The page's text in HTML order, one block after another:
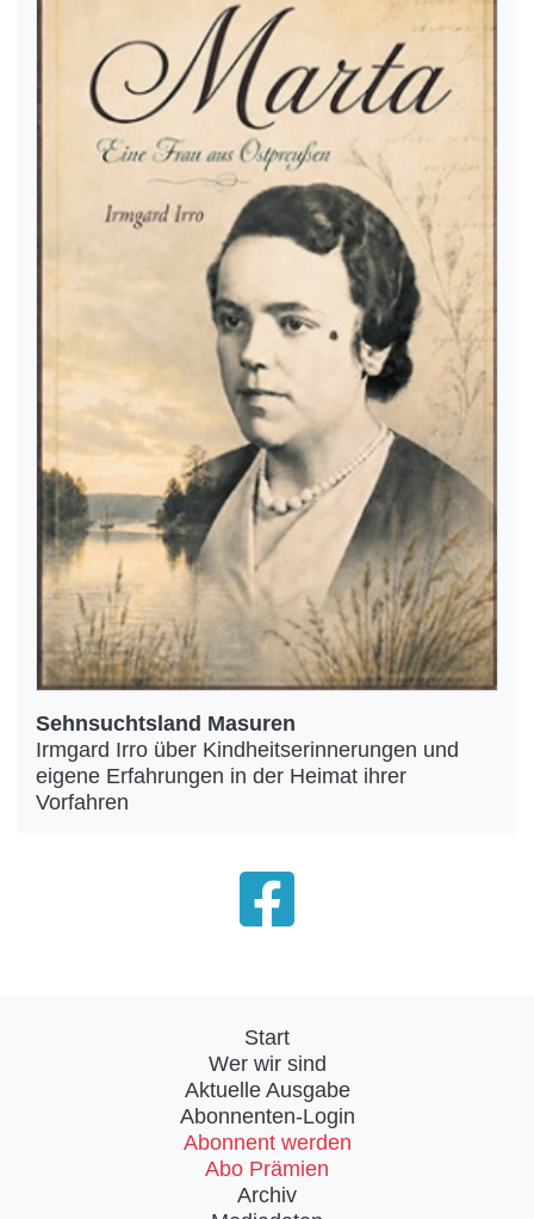
Sehnsuchtsland Masuren
Irmgard Irro über Kindheitserinnerungen und
eigene Erfahrungen in der Heimat ihrer
Vorfahren
Start
Wer wir sind
Aktuelle Ausgabe
Abonnenten-Login
Abonnent werden
Abo Prämien
Archiv